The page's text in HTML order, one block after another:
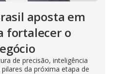
aposta em
fortalecer o
de precisão, inteligência
da próxima etapa de